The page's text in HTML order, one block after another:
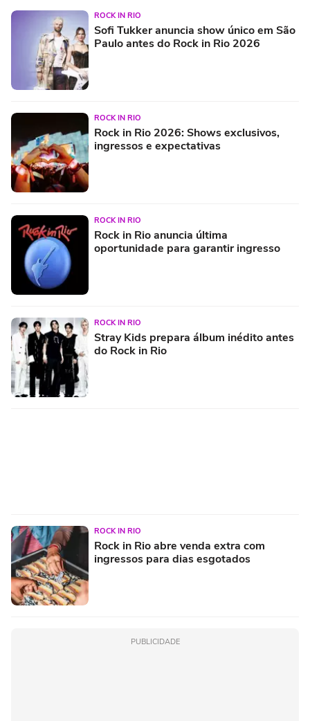
ROCK IN RIO
Sofi Tukker anuncia show único em São
Paulo antes do Rock in Rio 2026
ROCK IN RIO
Rock in Rio 2026: Shows exclusivos,
ingressos e expectativas
ROCK IN RIO
Rock in Rio anuncia última
oportunidade para garantir ingresso
ROCK IN RIO
Stray Kids prepara álbum inédito antes
do Rock in Rio
ROCK IN RIO
Rock in Rio abre venda extra com
ingressos para dias esgotados
PUBLICIDADE